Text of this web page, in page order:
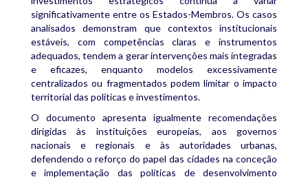
significativamente entre os Estados-Membros. Os casos
analisados demonstram que contextos institucionais
estáveis, com competências claras e instrumentos
adequados, tendem a gerar intervenções mais integradas
e eficazes, enquanto modelos excessivamente
centralizados ou fragmentados podem limitar o impacto
territorial das políticas e investimentos.
O documento apresenta igualmente recomendações
dirigidas às instituições europeias, aos governos
nacionais e regionais e às autoridades urbanas,
defendendo o reforço do papel das cidades na conceção
e implementação das políticas de desenvolvimento